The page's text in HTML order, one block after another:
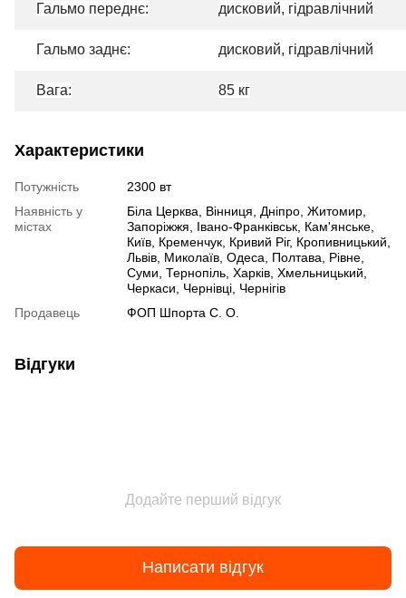
Гальмо переднє: дисковий, гідравлічний
Гальмо заднє: дисковий, гідравлічний
Вага: 85 кг
Характеристики
Потужність
2300 вт
Наявність у
містах
Біла Церква, Вінниця, Дніпро, Житомир,
Запоріжжя, Івано-Франківськ, Кам'янське,
Київ, Кременчук, Кривий Ріг, Кропивницький,
Львів, Миколаїв, Одеса, Полтава, Рівне,
Суми, Тернопіль, Харків, Хмельницький,
Черкаси, Чернівці, Чернігів
Продавець
ФОП Шпорта С. О.
Відгуки
Додайте перший відгук
Написати відгук